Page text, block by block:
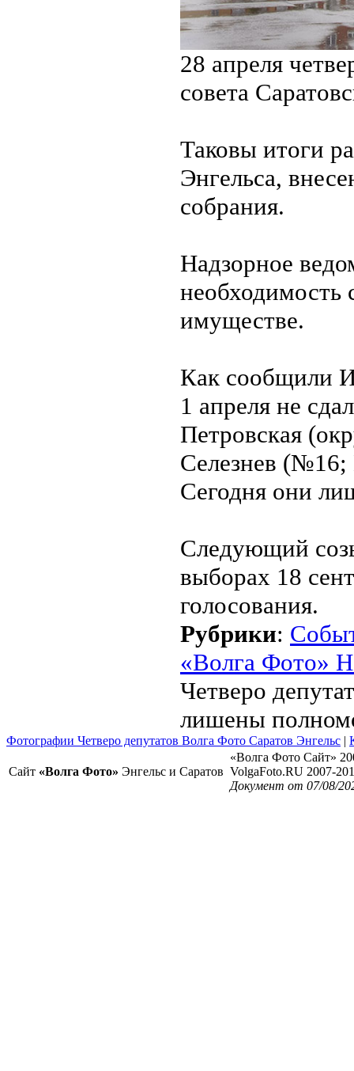
28 апреля
совета
Таковы итоги
Энгельса,
собрания.
Надзорное
необходимость
имуществе.
Как сообщили
1 апреля не
Петровская
Селезнев
Сегодня они
Следующий
выборах 18
голосования.
Рубрики:
«Волга Фото»
Четверо
лишены
Фотографии Четверо депутатов Волга Фото Саратов Энгельс |
Сайт «Волга Фото» Энгельс и Саратов
«Волга Фото Сайт»
VolgaFoto.RU 2007-
Документ от 07/08/